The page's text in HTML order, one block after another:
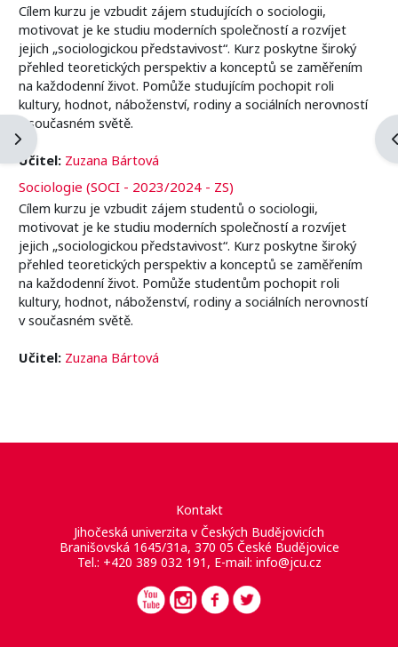
Otevřít panel bloku
Cílem kurzu je vzbudit zájem studujících o sociologii,
motivovat je ke studiu moderních společností a rozvíjet
jejich „sociologickou představivost“. Kurz poskytne široký
přehled teoretických perspektiv a konceptů se zaměřením
na každodenní život. Pomůže studujícím pochopit roli
kultury, hodnot, náboženství, rodiny a sociálních nerovností
v současném světě.
Učitel: Zuzana Bártová
Sociologie (SOCI - 2023/2024 - ZS)
Cílem kurzu je vzbudit zájem studentů o sociologii,
motivovat je ke studiu moderních společností a rozvíjet
jejich „sociologickou představivost“. Kurz poskytne široký
přehled teoretických perspektiv a konceptů se zaměřením
na každodenní život. Pomůže studentům pochopit roli
kultury, hodnot, náboženství, rodiny a sociálních nerovností
v současném světě.
Učitel: Zuzana Bártová
Kontakt
Jihočeská univerzita v Českých Budějovicích
Branišovská 1645/31a, 370 05 České Budějovice
Tel.: +420 389 032 191, E-mail: info@jcu.cz